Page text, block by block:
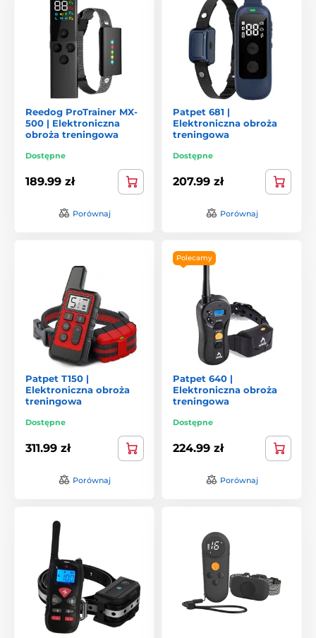
Reedog ProTrainer MX-
500 | Elektroniczna
obroża treningowa
Dostępne
189.99 zł
Porównaj
Patpet 681 |
Elektroniczna obroża
treningowa
Dostępne
207.99 zł
Porównaj
Patpet T150 |
Elektroniczna obroża
treningowa
Dostępne
311.99 zł
Porównaj
Polecamy
Patpet 640 |
Elektroniczna obroża
treningowa
Dostępne
224.99 zł
Porównaj